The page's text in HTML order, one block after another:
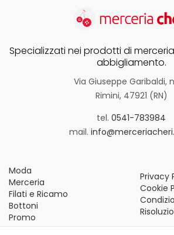
Specializzati nei prodotti di
abbigliamento.
Via Giuseppe Garibaldi,
Rimini, 47921 (RN)
tel. 0541-783984
mail.
Moda
Merceria
Filati e Ricamo
Bottoni
Promo
Privacy
Cookie